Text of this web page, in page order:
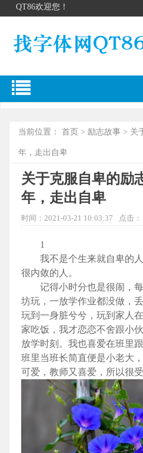
QT86欢迎您！
当前位置： 首页 > 励志故事 > 关
年，走出自卑
关于克服自卑的励
年，走出自卑
时间：2021-03-21 10:03:37 点击：
1
我不是个生来就自卑的人
很内敛的人。
记得小时分也是很闹，每
坊玩，一放学作业都没做，
玩到一身脏兮兮，玩到家人
家吃饭，我才恋恋不舍跟小
放学时刻。我也喜爱在班里
班里当班长简直便是小老大
可爱，教师又喜爱，所以很受